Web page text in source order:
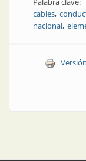
cables
nacional